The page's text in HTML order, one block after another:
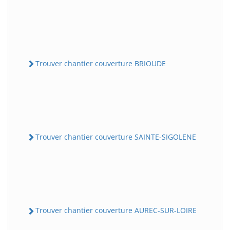
Trouver chantier couverture BRIOUDE
Trouver chantier couverture SAINTE-SIGOLENE
Trouver chantier couverture AUREC-SUR-LOIRE